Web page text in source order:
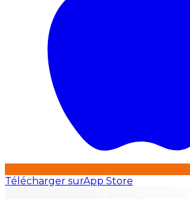
Télécharger surApp Store